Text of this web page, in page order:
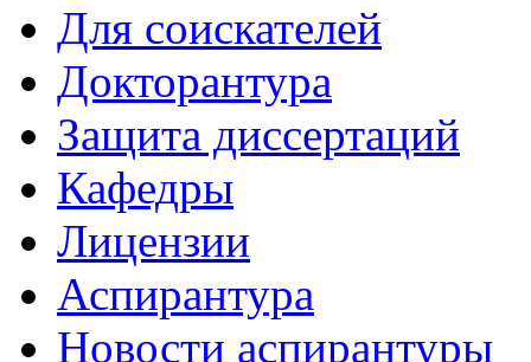
Для соискателей
Докторантура
Защита диссертаций
Кафедры
Лицензии
Аспирантура
Новости аспирантуры